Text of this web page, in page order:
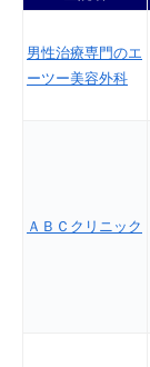
男性治療専門のエ
ーツー美容外科
ＡＢＣクリニック